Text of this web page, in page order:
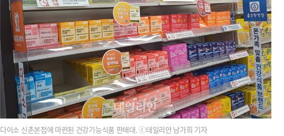
다이소 신촌본점에 마련된 건강기능식품 판매대. ⓒ데일리안 남가희 기자